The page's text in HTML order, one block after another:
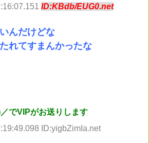
ID:KBdb/EUG0.net
んだけどな
れてすまんかったな
でVIPがお送りします
ID:yigbZimIa.net